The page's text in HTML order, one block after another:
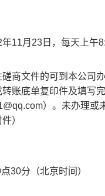
11月23日，每天上午
商文件的可到本公司
账底单复印件及填写
）。未办理
）
30分（北京时间）